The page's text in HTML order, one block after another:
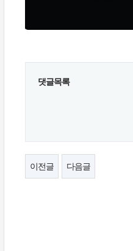
댓글목록
이전글 다음글